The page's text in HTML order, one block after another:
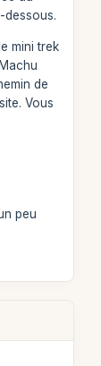
dessous.
mini trek
de
Vous
peu